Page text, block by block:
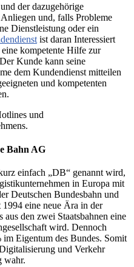
der dazugehörige
und, falls Probleme
Dienstleistung oder ein
ist daran Interessiert
kompetente Hilfe zur
Kunde kann seine
dem Kundendienst mitteilen
und kompetenten
und
Bahn AG
einfach „DB“ genannt wird,
in Europa mit
Deutschen Bundesbahn und
eine neue Ära in der
aus den zwei Staatsbahnen eine
wird. Dennoch
Eigentum des Bundes. Somit
und Verkehr
wahr.